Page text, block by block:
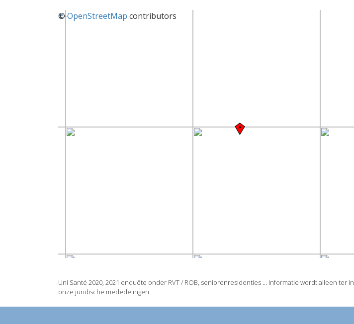
+−
©OpenStreetMap contributors
Uni Santé 2020, 2021 enquête onder RVT / ROB, seniorenresidenties ... Informatie wordt alleen ter
onze juridische mededelingen.